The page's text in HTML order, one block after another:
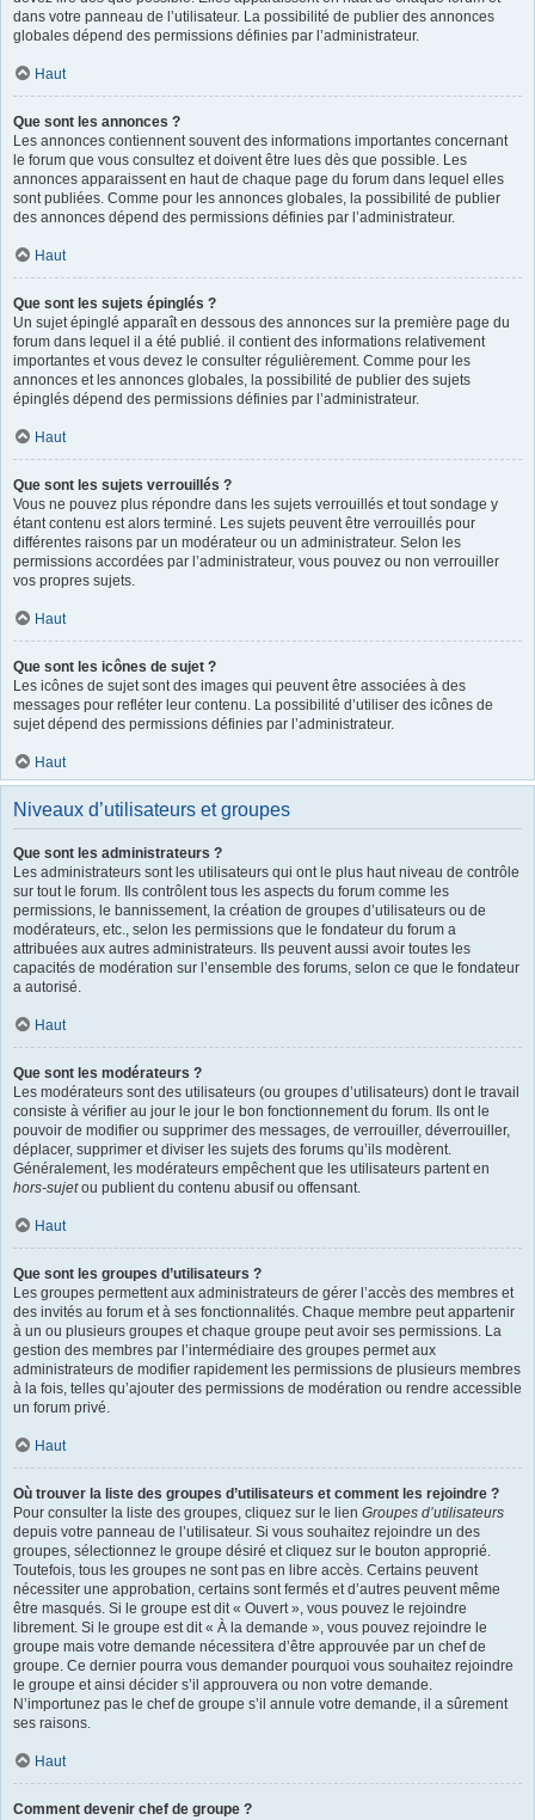
dans votre panneau de l’utilisateur. La possibilité de publier des annonces
globales dépend des permissions définies par l’administrateur.
Haut
Que sont les annonces ?
Les annonces contiennent souvent des informations importantes concernant
le forum que vous consultez et doivent être lues dès que possible. Les
annonces apparaissent en haut de chaque page du forum dans lequel elles
sont publiées. Comme pour les annonces globales, la possibilité de publier
des annonces dépend des permissions définies par l’administrateur.
Haut
Que sont les sujets épinglés ?
Un sujet épinglé apparaît en dessous des annonces sur la première page du
forum dans lequel il a été publié. il contient des informations relativement
importantes et vous devez le consulter régulièrement. Comme pour les
annonces et les annonces globales, la possibilité de publier des sujets
épinglés dépend des permissions définies par l’administrateur.
Haut
Que sont les sujets verrouillés ?
Vous ne pouvez plus répondre dans les sujets verrouillés et tout sondage y
étant contenu est alors terminé. Les sujets peuvent être verrouillés pour
différentes raisons par un modérateur ou un administrateur. Selon les
permissions accordées par l’administrateur, vous pouvez ou non verrouiller
vos propres sujets.
Haut
Que sont les icônes de sujet ?
Les icônes de sujet sont des images qui peuvent être associées à des
messages pour refléter leur contenu. La possibilité d’utiliser des icônes de
sujet dépend des permissions définies par l’administrateur.
Haut
Niveaux d’utilisateurs et groupes
Que sont les administrateurs ?
Les administrateurs sont les utilisateurs qui ont le plus haut niveau de contrôle
sur tout le forum. Ils contrôlent tous les aspects du forum comme les
permissions, le bannissement, la création de groupes d’utilisateurs ou de
modérateurs, etc., selon les permissions que le fondateur du forum a
attribuées aux autres administrateurs. Ils peuvent aussi avoir toutes les
capacités de modération sur l’ensemble des forums, selon ce que le fondateur
a autorisé.
Haut
Que sont les modérateurs ?
Les modérateurs sont des utilisateurs (ou groupes d’utilisateurs) dont le travail
consiste à vérifier au jour le jour le bon fonctionnement du forum. Ils ont le
pouvoir de modifier ou supprimer des messages, de verrouiller, déverrouiller,
déplacer, supprimer et diviser les sujets des forums qu’ils modèrent.
Généralement, les modérateurs empêchent que les utilisateurs partent en
hors-sujetou publient du contenu abusif ou offensant.
Haut
Que sont les groupes d’utilisateurs ?
Les groupes permettent aux administrateurs de gérer l’accès des membres et
des invités au forum et à ses fonctionnalités. Chaque membre peut appartenir
à un ou plusieurs groupes et chaque groupe peut avoir ses permissions. La
gestion des membres par l’intermédiaire des groupes permet aux
administrateurs de modifier rapidement les permissions de plusieurs membres
à la fois, telles qu’ajouter des permissions de modération ou rendre accessible
un forum privé.
Haut
Où trouver la liste des groupes d’utilisateurs et comment les rejoindre ?
Pour consulter la liste des groupes, cliquez sur le lien Groupes d’utilisateurs
depuis votre panneau de l’utilisateur. Si vous souhaitez rejoindre un des
groupes, sélectionnez le groupe désiré et cliquez sur le bouton approprié.
Toutefois, tous les groupes ne sont pas en libre accès. Certains peuvent
nécessiter une approbation, certains sont fermés et d’autres peuvent même
être masqués. Si le groupe est dit « Ouvert », vous pouvez le rejoindre
librement. Si le groupe est dit « À la demande », vous pouvez rejoindre le
groupe mais votre demande nécessitera d’être approuvée par un chef de
groupe. Ce dernier pourra vous demander pourquoi vous souhaitez rejoindre
le groupe et ainsi décider s’il approuvera ou non votre demande.
N’importunez pas le chef de groupe s’il annule votre demande, il a sûrement
ses raisons.
Haut
Comment devenir chef de groupe ?